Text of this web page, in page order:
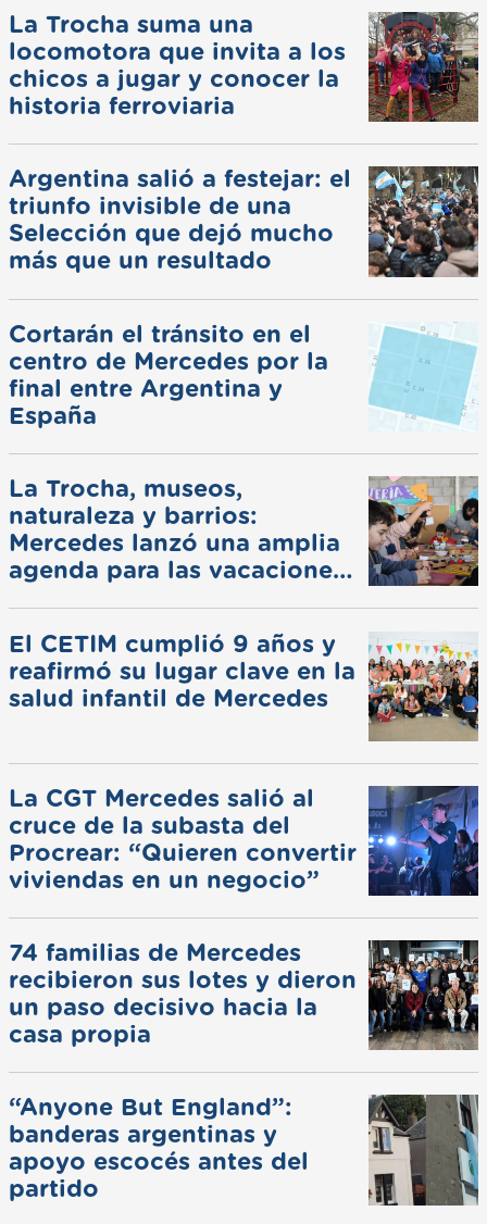
La Trocha suma una
locomotora que invita a los
chicos a jugar y conocer la
historia ferroviaria
Argentina salió a festejar: el
triunfo invisible de una
Selección que dejó mucho
más que un resultado
Cortarán el tránsito en el
centro de Mercedes por la
final entre Argentina y
España
La Trocha, museos,
naturaleza y barrios:
Mercedes lanzó una amplia
agenda para las vacaciones
El CETIM cumplió 9 años y
reafirmó su lugar clave en la
salud infantil de Mercedes
La CGT Mercedes salió al
cruce de la subasta del
Procrear: “Quieren convertir
viviendas en un negocio”
74 familias de Mercedes
recibieron sus lotes y dieron
un paso decisivo hacia la
casa propia
“Anyone But England”:
banderas argentinas y
apoyo escocés antes del
partido